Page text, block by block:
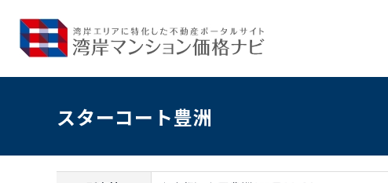
スターコート豊洲